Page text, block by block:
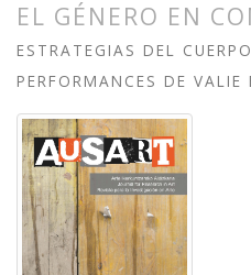
EL GÉNERO EN
ESTRATEGIAS DEL
PERFORMANCES DE VALIE